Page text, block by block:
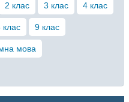
2 клас 3 клас 4 клас
клас 9 клас
мова